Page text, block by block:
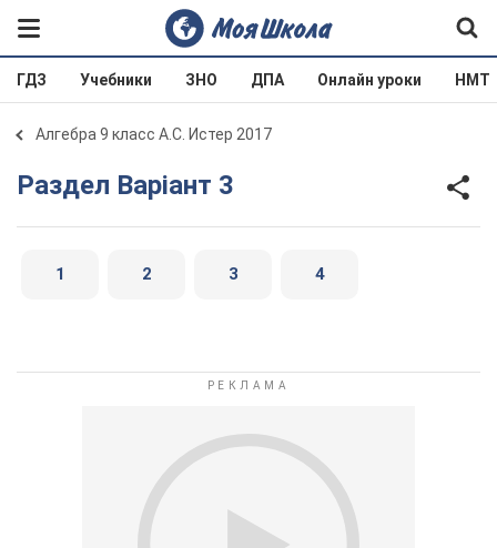
ГДЗ Учебники ЗНО ДПА Онлайн уроки НМТ
Алгебра 9 класс А.С. Истер 2017
Раздел Варіант 3
1 2 3 4